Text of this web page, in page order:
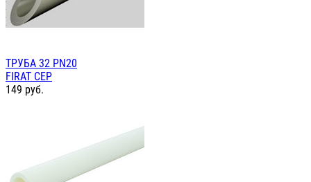
ТРУБА 32 PN20
FIRAT СЕР
149 руб.